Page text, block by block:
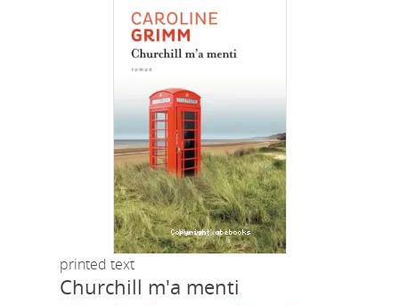
printed text
Churchill m'a menti